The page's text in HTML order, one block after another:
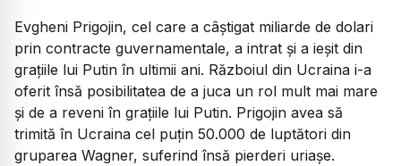
Evgheni Prigojin, cel care a câștigat miliarde de dolari
prin contracte guvernamentale, a intrat și a ieșit din
grațiile lui Putin în ultimii ani. Războiul din Ucraina i-a
oferit însă posibilitatea de a juca un rol mult mai mare
și de a reveni în grațiile lui Putin. Prigojin avea să
trimită în Ucraina cel puțin 50.000 de luptători din
gruparea Wagner, suferind însă pierderi uriașe.